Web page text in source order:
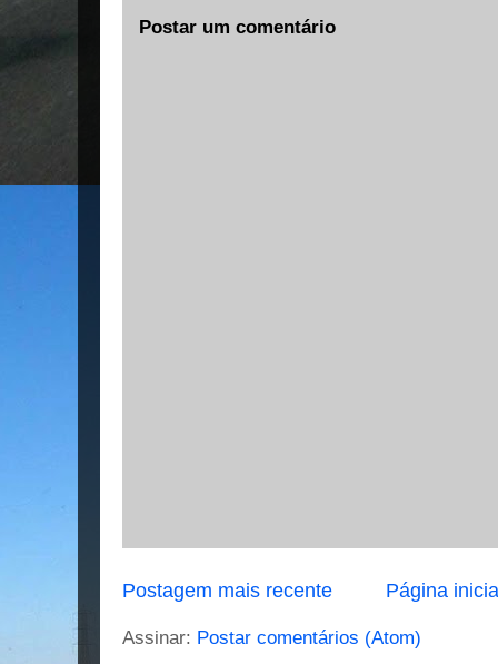
Postar um comentário
Postagem mais recente Página
Assinar: Postar comentários (Atom)